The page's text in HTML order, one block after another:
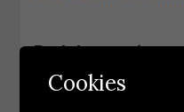
Podobne wpisy
Cookies